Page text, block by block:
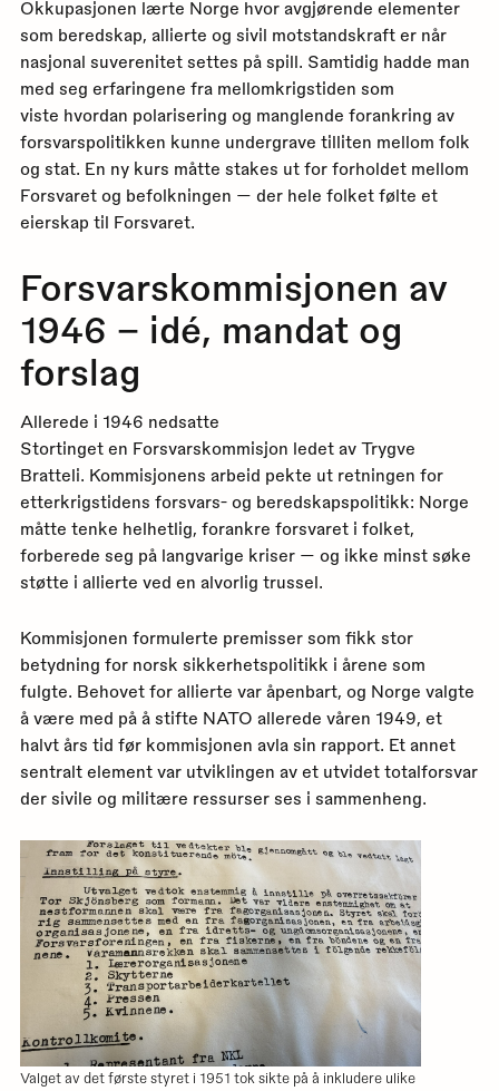
Okkupasjonen lærte Norge hvor avgjørende elementer
som beredskap, allierte og sivil motstandskraft er når
nasjonal suverenitet settes på spill. Samtidig hadde man
med seg erfaringene fra mellomkrigstiden som
viste hvordan polarisering og manglende forankring av
forsvarspolitikken kunne undergrave tilliten mellom folk
og stat. En ny kurs måtte stakes ut for forholdet mellom
Forsvaret og befolkningen — der hele folket følte et
eierskap til Forsvaret.
Forsvarskommisjonen av
1946 – idé, mandat og
forslag
Allerede i 1946 nedsatte
Stortinget en Forsvarskommisjon ledet av Trygve
Bratteli. Kommisjonens arbeid pekte ut retningen for
etterkrigstidens forsvars- og beredskapspolitikk: Norge
måtte tenke helhetlig, forankre forsvaret i folket,
forberede seg på langvarige kriser — og ikke minst søke
støtte i allierte ved en alvorlig trussel.
Kommisjonen formulerte premisser som fikk stor
betydning for norsk sikkerhetspolitikk i årene som
fulgte. Behovet for allierte var åpenbart, og Norge valgte
å være med på å stifte NATO allerede våren 1949, et
halvt års tid før kommisjonen avla sin rapport. Et annet
sentralt element var utviklingen av et utvidet totalforsvar
der sivile og militære ressurser ses i sammenheng.
Valget av det første styret i 1951 tok sikte på å inkludere ulike